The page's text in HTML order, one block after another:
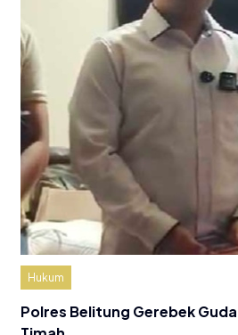
Hukum
Polres Belitung Gerebek